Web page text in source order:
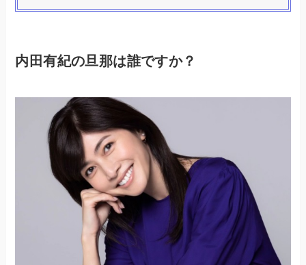
内田有紀の旦那は誰ですか？